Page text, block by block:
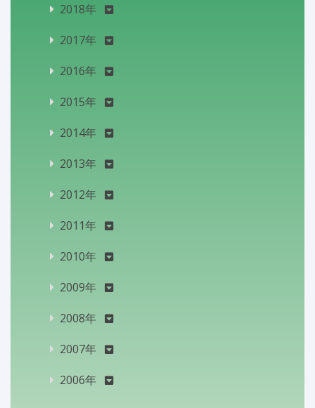
2018年
2017年
2016年
2015年
2014年
2013年
2012年
2011年
2010年
2009年
2008年
2007年
2006年